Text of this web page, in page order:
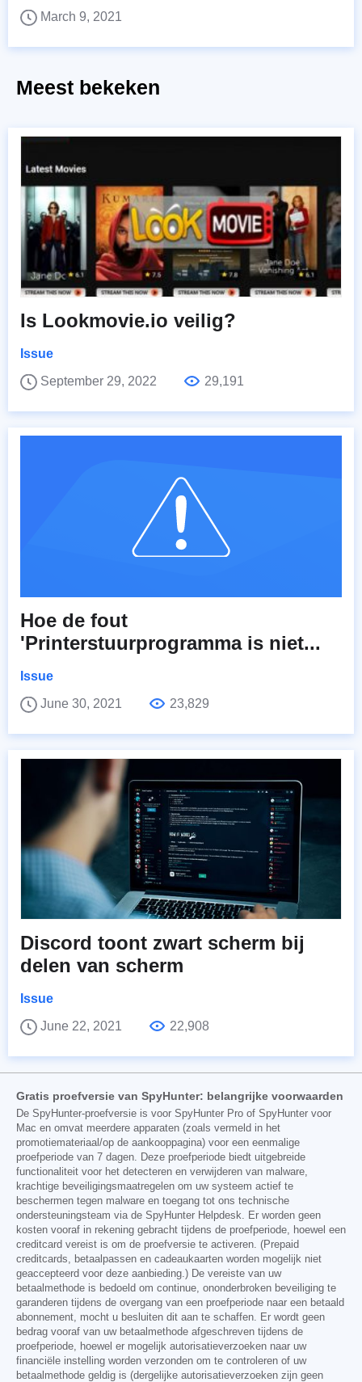
March 9, 2021
Meest bekeken
Is Lookmovie.io veilig?
Issue
September 29, 2022
29,191
Hoe de fout
'Printerstuurprogramma is niet...
Issue
June 30, 2021
23,829
Discord toont zwart scherm bij
delen van scherm
Issue
June 22, 2021
22,908
Gratis proefversie van SpyHunter: belangrijke voorwaarden
De SpyHunter-proefversie is voor SpyHunter Pro of SpyHunter voor
Mac en omvat meerdere apparaten (zoals vermeld in het
promotiemateriaal/op de aankooppagina) voor een eenmalige
proefperiode van 7 dagen. Deze proefperiode biedt uitgebreide
functionaliteit voor het detecteren en verwijderen van malware,
krachtige beveiligingsmaatregelen om uw systeem actief te
beschermen tegen malware en toegang tot ons technische
ondersteuningsteam via de SpyHunter Helpdesk. Er worden geen
kosten vooraf in rekening gebracht tijdens de proefperiode, hoewel een
creditcard vereist is om de proefversie te activeren. (Prepaid
creditcards, betaalpassen en cadeaukaarten worden mogelijk niet
geaccepteerd voor deze aanbieding.) De vereiste van uw
betaalmethode is bedoeld om continue, ononderbroken beveiliging te
garanderen tijdens de overgang van een proefperiode naar een betaald
abonnement, mocht u besluiten dit aan te schaffen. Er wordt geen
bedrag vooraf van uw betaalmethode afgeschreven tijdens de
proefperiode, hoewel er mogelijk autorisatieverzoeken naar uw
financiële instelling worden verzonden om te controleren of uw
betaalmethode geldig is (dergelijke autorisatieverzoeken zijn geen